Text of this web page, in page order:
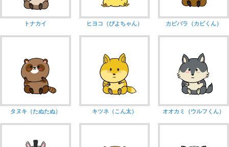
トナカイ ヒヨコ（ぴよちゃん） カピバラ（カピくん）
タヌキ（たぬたぬ） キツネ（こん太） オオカミ（ウルフくん）